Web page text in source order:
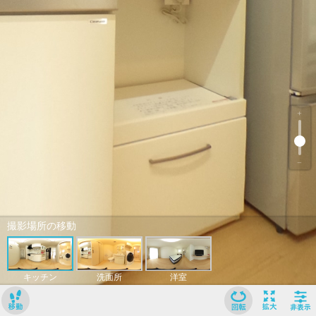
撮影場所の移動
キッチン 洗面所 洋室
﹢
﹣